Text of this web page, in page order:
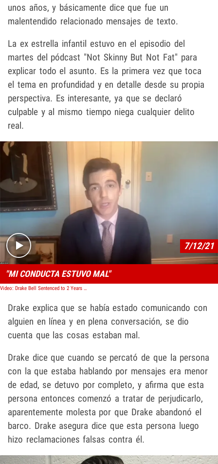
unos años, y básicamente dice que fue un
malentendido relacionado mensajes de texto.
La ex estrella infantil estuvo en el episodio del
martes del pódcast "Not Skinny But Not Fat" para
explicar todo el asunto. Es la primera vez que toca
el tema en profundidad y en detalle desde su propia
perspectiva. Es interesante, ya que se declaró
culpable y al mismo tiempo niega cualquier delito
real.
Play video content
7/12/21
"MI CONDUCTA ESTUVO MAL"
Video: Drake Bell Sentenced to 2 Years Probation for Child Endangerment
Drake explica que se había estado comunicando con
alguien en línea y en plena conversación, se dio
cuenta que las cosas estaban mal.
Drake dice que cuando se percató de que la persona
con la que estaba hablando por mensajes era menor
de edad, se detuvo por completo, y afirma que esta
persona entonces comenzó a tratar de perjudicarlo,
aparentemente molesta por que Drake abandonó el
barco. Drake asegura dice que esta persona luego
hizo reclamaciones falsas contra él.